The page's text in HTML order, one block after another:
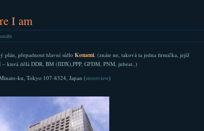
I am
plán, přepadnout hlavní sídlo Konami. (znáte ne, taková ta jedna firmička, jejíž
která dělá DDR, BM (IIDX),PPP, GFDM, PNM, jubeat..)
ku, Tokyo 107-8324, Japan (streetview)